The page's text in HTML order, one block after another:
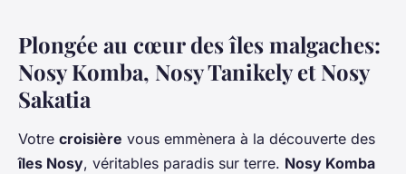
Plongée au cœur des îles malgaches:
Nosy Komba, Nosy Tanikely et Nosy
Sakatia
Votre croisière vous emmènera à la découverte des
îles Nosy, véritables paradis sur terre. Nosy Komba